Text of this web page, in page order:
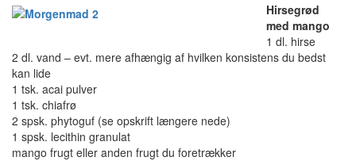
Hirsegrød
med mango
1 dl. hirse
2 dl. vand – evt. mere afhængig af hvilken konsistens du bedst
kan lide
1 tsk. acai pulver
1 tsk. chiafrø
2 spsk. phytoguf (se opskrift længere nede)
1 spsk. lecithin granulat
mango frugt eller anden frugt du foretrækker